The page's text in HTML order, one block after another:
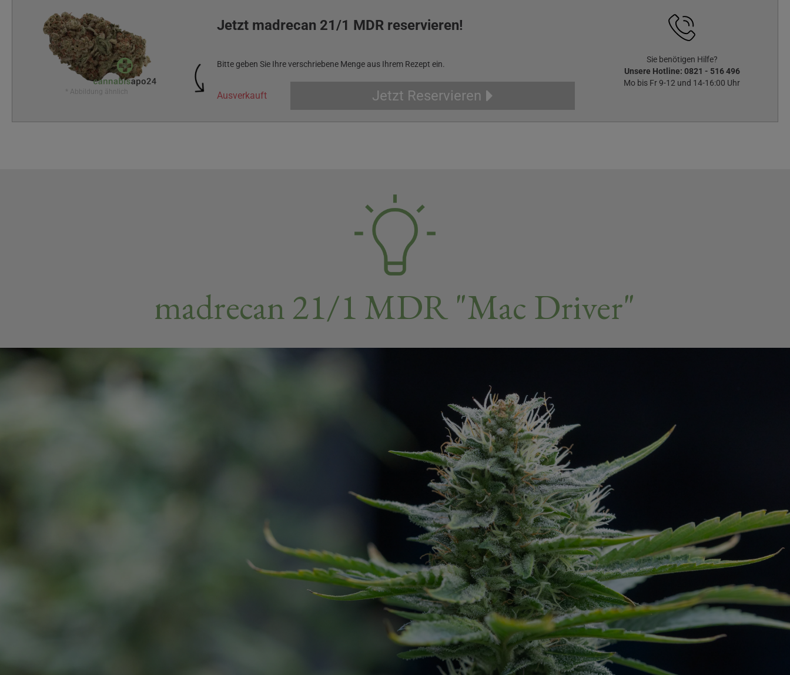
* Abbildung ähnlich
Jetzt madrecan 21/1 MDR reservieren!
Bitte geben Sie Ihre verschriebene Menge aus Ihrem Rezept ein.
Ausverkauft Jetzt Reservieren
Sie benötigen Hilfe?
Unsere Hotline: 0821 - 516 496
Mo bis Fr 9-12 und 14-16:00 Uhr
madrecan 21/1 MDR "Mac Driver"